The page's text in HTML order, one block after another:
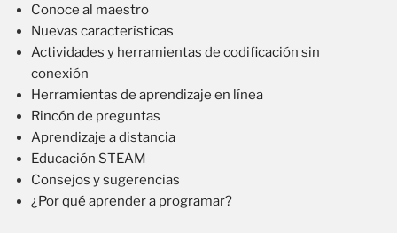
Conoce al maestro
Nuevas características
Actividades y herramientas de codificación sin
conexión
Herramientas de aprendizaje en línea
Rincón de preguntas
Aprendizaje a distancia
Educación STEAM
Consejos y sugerencias
¿Por qué aprender a programar?